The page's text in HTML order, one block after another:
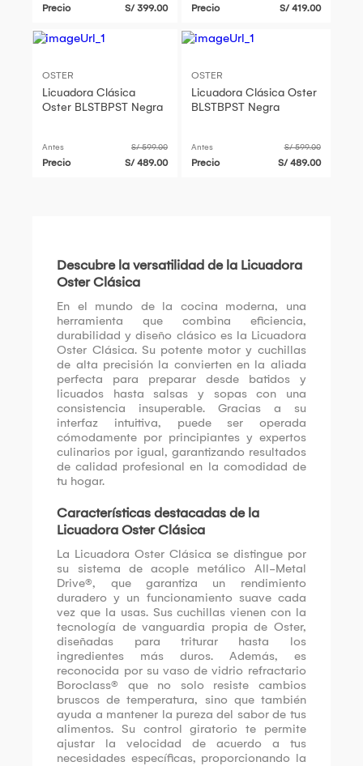
Precio S/ 399.00 Precio S/ 419.00
OSTER
Licuadora Clásica
Oster BLSTBPST Negra
Antes S/ 599.00
Precio S/ 489.00
OSTER
Licuadora Clásica Oster
BLSTBPST Negra
Antes S/ 599.00
Precio S/ 489.00
Descubre la versatilidad de la Licuadora
Oster Clásica
En el mundo de la cocina moderna, una
herramienta que combina eficiencia,
durabilidad y diseño clásico es la Licuadora
Oster Clásica. Su potente motor y cuchillas
de alta precisión la convierten en la aliada
perfecta para preparar desde batidos y
licuados hasta salsas y sopas con una
consistencia insuperable. Gracias a su
interfaz intuitiva, puede ser operada
cómodamente por principiantes y expertos
culinarios por igual, garantizando resultados
de calidad profesional en la comodidad de
tu hogar.
Características destacadas de la
Licuadora Oster Clásica
La Licuadora Oster Clásica se distingue por
su sistema de acople metálico All-Metal
Drive®, que garantiza un rendimiento
duradero y un funcionamiento suave cada
vez que la usas. Sus cuchillas vienen con la
tecnología de vanguardia propia de Oster,
diseñadas para triturar hasta los
ingredientes más duros. Además, es
reconocida por su vaso de vidrio refractario
Boroclass® que no solo resiste cambios
bruscos de temperatura, sino que también
ayuda a mantener la pureza del sabor de tus
alimentos. Su control giratorio te permite
ajustar la velocidad de acuerdo a tus
necesidades específicas, proporcionando la